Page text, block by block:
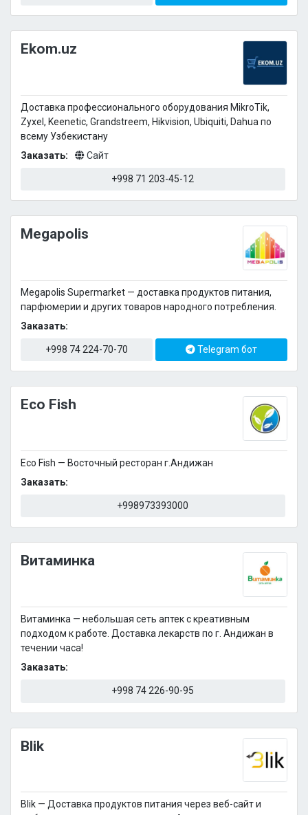
Ekom.uz
Доставка профессионального оборудования MikroTik,
Zyxel, Keenetic, Grandstreem, Hikvision, Ubiquiti, Dahua по
всему Узбекистану
Заказать:
Сайт
+998 71 203-45-12
Megapolis
Megapolis Supermarket — доставка продуктов питания,
парфюмерии и других товаров народного потребления.
Заказать:
+998 74 224-70-70 Telegram бот
Eco Fish
Eco Fish — Восточный ресторан г.Андижан
Заказать:
+998973393000
Витаминка
Витаминка — небольшая сеть аптек с креативным
подходом к работе. Доставка лекарств по г. Андижан в
течении часа!
Заказать:
+998 74 226-90-95
Blik
Blik — Доставка продуктов питания через веб-сайт и